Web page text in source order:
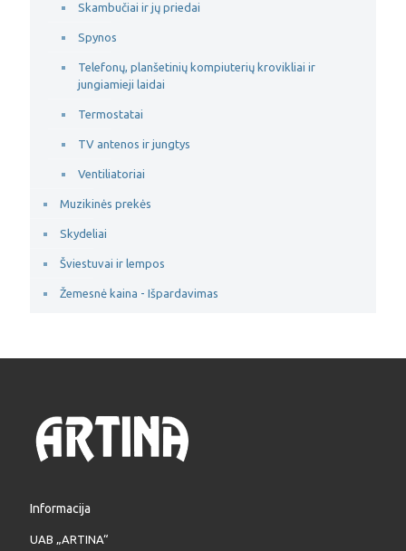
Skambučiai ir jų priedai
Spynos
Telefonų, planšetinių kompiuterių krovikliai ir
jungiamieji laidai
Termostatai
TV antenos ir jungtys
Ventiliatoriai
Muzikinės prekės
Skydeliai
Šviestuvai ir lempos
Žemesnė kaina - Išpardavimas
Informacija
UAB „ARTINA“